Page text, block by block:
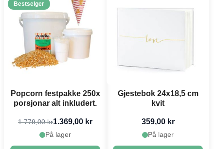
Bestselger
Popcorn festpakke 250x
porsjonar alt inkludert.
1.779,00 kr1.369,00 kr
På lager
Gjestebok 24x18,5 cm
kvit
359,00 kr
På lager